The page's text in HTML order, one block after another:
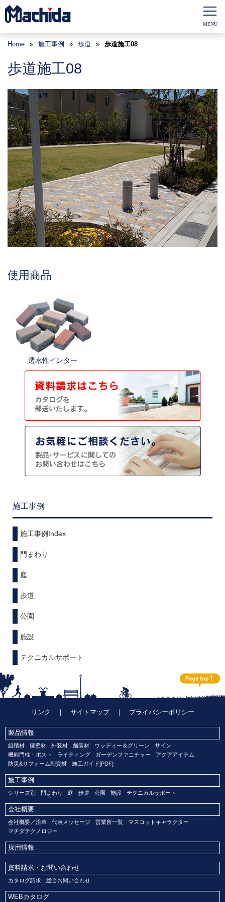
Home » 施工事例 » 歩道 » 歩道施工08
歩道施工08
使用商品
透水性インター
施工事例
施工事例Index
門まわり
庭
歩道
公園
施設
テクニカルサポート
リンク ｜ サイトマップ｜ プライバシーポリシー
製品情報
組積材 擁壁材 外装材 舗装材 ウッディー＆グリーン
サイン
機能門柱・ポスト
ライティング ガーデンファニチャー
アクアアイテム
防災&リフォーム副資材
施工ガイド[PDF]
施工事例
シリーズ別 門まわり 庭 歩道 公園 施設 テクニカルサポート
会社概要
会社概要／沿革 代表メッセージ 営業所一覧
マスコットキャラクター
マチダテクノロジー
採用情報
資料請求・お問い合わせ
カタログ請求 総合お問い合わせ
WEBカタログ